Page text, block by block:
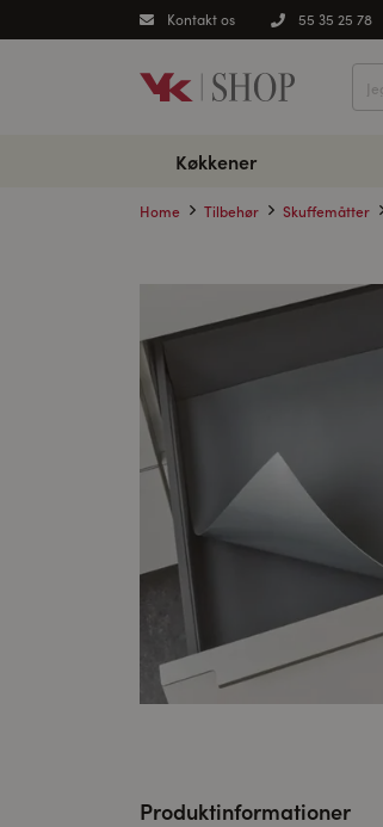
Kontakt os 55 35 25 78
Køkkener
Home Tilbehør Skuffemåtter
Produktinformationer